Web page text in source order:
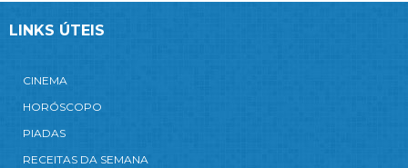
LINKS ÚTEIS
CINEMA
HORÓSCOPO
PIADAS
RECEITAS DA SEMANA